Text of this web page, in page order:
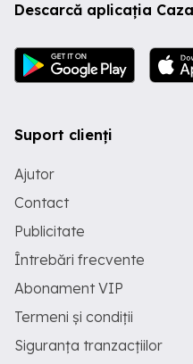
Descarcă aplicația
Suport clienți
Ajutor
Contact
Publicitate
Întrebări frecvente
Abonament VIP
Termeni și condiții
Siguranța tranzacțiilor